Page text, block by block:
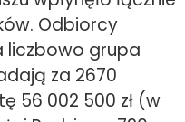
Odbiorcy
liczbowo grupa
za 2670
56 002 500 zł (w